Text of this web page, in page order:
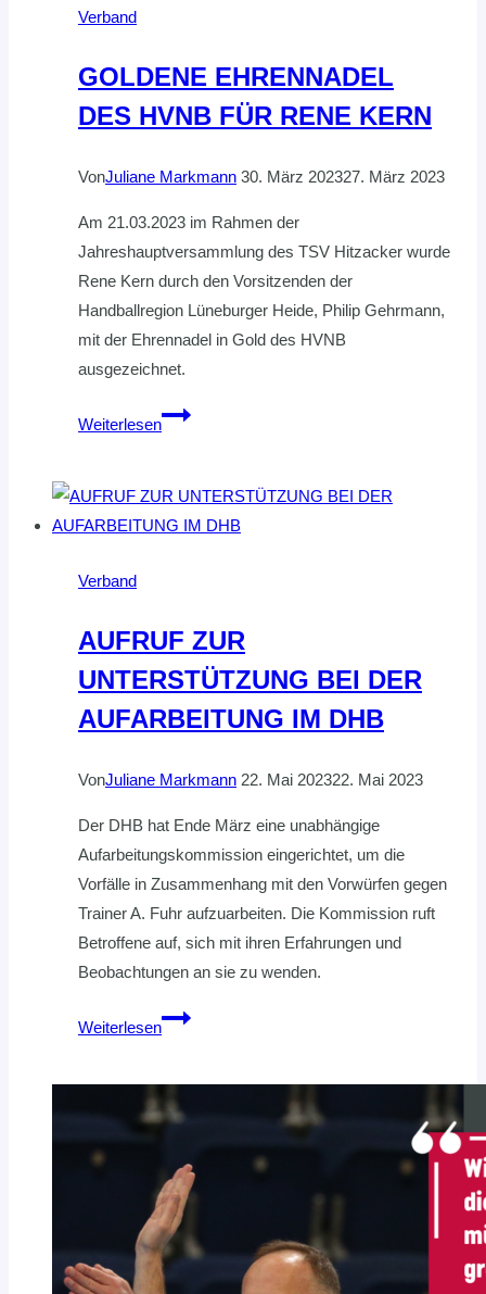
Verband
GOLDENE EHRENNADEL
DES HVNB FÜR RENE KERN
VonJuliane Markmann 30. März 202327. März 2023
Am 21.03.2023 im Rahmen der
Jahreshauptversammlung des TSV Hitzacker wurde
Rene Kern durch den Vorsitzenden der
Handballregion Lüneburger Heide, Philip Gehrmann,
mit der Ehrennadel in Gold des HVNB
ausgezeichnet.
Weiterlesen
GOLDENE
HVNB
FÜR
Verband
AUFRUF ZUR
UNTERSTÜTZUNG BEI DER
AUFARBEITUNG IM DHB
VonJuliane Markmann 22. Mai 202322. Mai 2023
Der DHB hat Ende März eine unabhängige
Aufarbeitungskommission eingerichtet, um die
Vorfälle in Zusammenhang mit den Vorwürfen gegen
Trainer A. Fuhr aufzuarbeiten. Die Kommission ruft
Betroffene auf, sich mit ihren Erfahrungen und
Beobachtungen an sie zu wenden.
Weiterlesen
AUFRUF
BEI
AUFARBEITUNG
IM
DHB